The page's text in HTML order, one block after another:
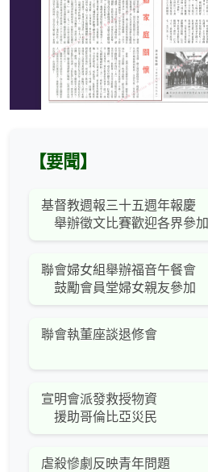
【要聞】
基督教週報三十五週年報慶
舉辦徵文比賽歡迎各界參加
聯會婦女組舉辦福音午餐會
鼓勵會員堂婦女親友參加
聯會執董座談退修會
宣明會派發救授物資
援助哥倫比亞災民
虐殺慘劇反映青年問題